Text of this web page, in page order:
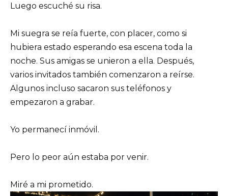
Luego escuché su risa.
Mi suegra se reía fuerte, con placer, como si
hubiera estado esperando esa escena toda la
noche. Sus amigas se unieron a ella. Después,
varios invitados también comenzaron a reírse.
Algunos incluso sacaron sus teléfonos y
empezaron a grabar.
Yo permanecí inmóvil.
Pero lo peor aún estaba por venir.
Miré a mi prometido.